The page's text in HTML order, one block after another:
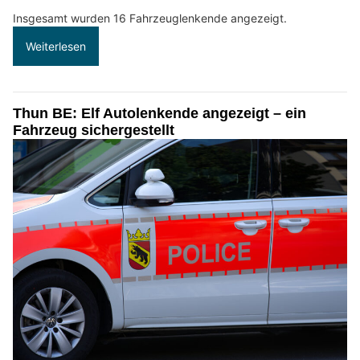
Insgesamt wurden 16 Fahrzeuglenkende angezeigt.
Weiterlesen
Thun BE: Elf Autolenkende angezeigt – ein
Fahrzeug sichergestellt